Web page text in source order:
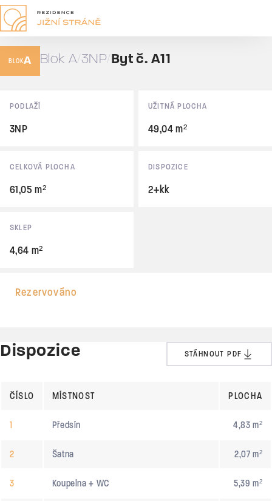
BLOKA Blok A 3NP Byt č. A11
Základní údaje
PODLAŽÍ
3NP
UŽITNÁ PLOCHA
49,04 m²
CELKOVÁ PLOCHA
61,05 m²
DISPOZICE
2+kk
SKLEP
4,64 m²
Rezervováno
Dispozice STÁHNOUT PDF
ČÍSLO MÍSTNOST PLOCHA
1 Předsín 4,83 m²
2 Šatna 2,07 m²
3 Koupelna + WC 5,39 m²
A11
61,05 m²
Rezervováno